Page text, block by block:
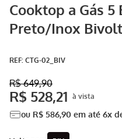
Cooktop a Gás
Preto/Inox Bivolt
: CTG-02_BIV
R$ 649,90
R$ 528,21
ou R$ 586,90 em até 6x
7º Panificadora
Panela Elétrica
9º Aspirador
10ºMultiprocessador